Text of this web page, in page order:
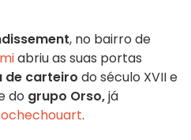
, no bairro de
abriu as suas portas
de carteiro do século XVII e
do grupo Orso,já
.